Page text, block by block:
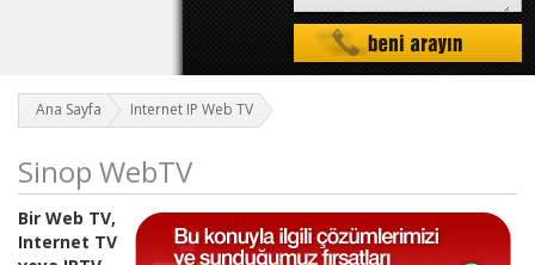
Ana Sayfa Internet IP Web TV
Sinop WebTV
Bir Web TV,
Internet TV